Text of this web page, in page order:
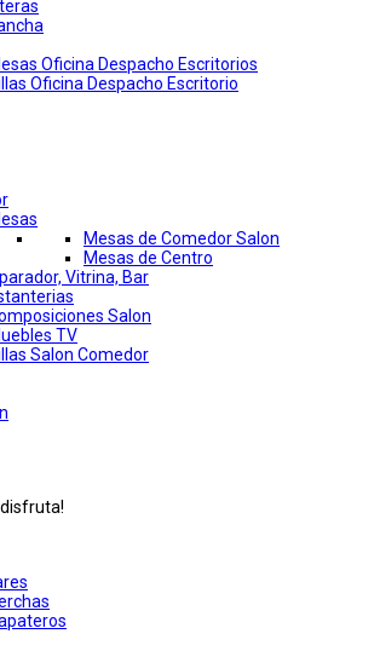
Oficina Despacho Escritorios
Oficina Despacho Escritorio
Mesas de Comedor Salon
Mesas de Centro
Vitrina, Bar
Salon
TV
Salon Comedor